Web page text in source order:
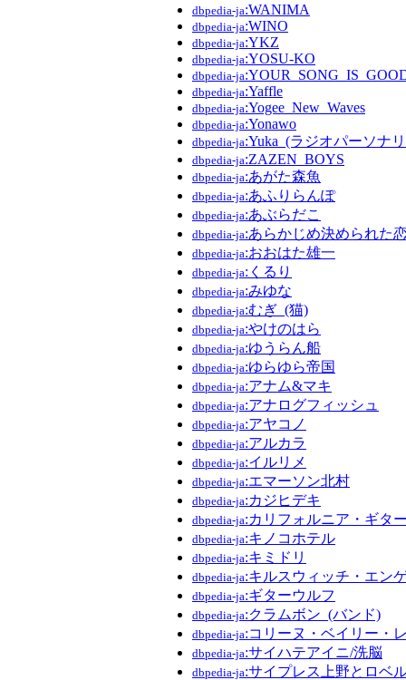
dbpedia-ja:WANIMA
dbpedia-ja:WINO
dbpedia-ja:YKZ
dbpedia-ja:YOSU-KO
dbpedia-ja
dbpedia-ja:Yaffle
dbpedia-ja:Yogee_New_Waves
dbpedia-ja:Yonawo
dbpedia-ja:Yuka_(ラジオパーソナ
dbpedia-ja:ZAZEN_BOYS
dbpedia-ja:あがた森魚
dbpedia-ja:あふりらんぽ
dbpedia-ja:あぶらだこ
dbpedia-ja:あらかじめ決められた
dbpedia-ja:おおはた雄一
dbpedia-ja:くるり
dbpedia-ja:みゆな
dbpedia-ja:むぎ_(猫)
dbpedia-ja:やけのはら
dbpedia-ja:ゆうらん船
dbpedia-ja:ゆらゆら帝国
dbpedia-ja:アナム&マキ
dbpedia-ja:アナログフィッシュ
dbpedia-ja:アヤコノ
dbpedia-ja:アルカラ
dbpedia-ja:イルリメ
dbpedia-ja:エマーソン北村
dbpedia-ja:カジヒデキ
dbpedia-ja:カリフォルニア・ギタ
dbpedia-ja:キノコホテル
dbpedia-ja:キミドリ
dbpedia-ja:キルスウィッチ・エン
dbpedia-ja:ギターウルフ
dbpedia-ja:クラムボン_(バンド)
dbpedia-ja:コリーヌ・ベイリー・
dbpedia-ja:サイハテアイニ/洗脳
dbpedia-ja:サイプレス上野とロベ